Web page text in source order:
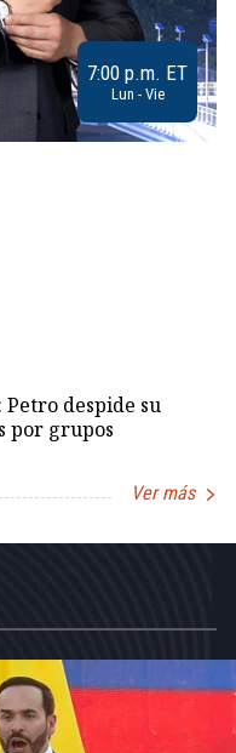
7:00 p.m. ET
Lun - Vie
Petro despide su
por grupos
Ver más